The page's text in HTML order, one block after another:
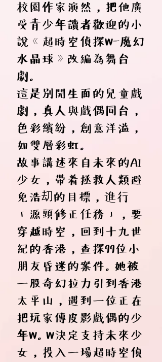
校園作家演然，把他廣
受青少年讀者歡迎的小
說《超時空偵探W-魔幻
水晶球》改編為舞台
劇。
這是別開生面的兒童戲
劇，真人與戲偶同台，
色彩繽紛，創意洋溢，
如雙層彩虹。
故事講述來自未來的AI
少女，帶着拯救人類避
免浩刧的目標，進行
「源頭修正任務」，要
穿越時空，回到十九世
紀的香港，查探99位小
朋友昏迷的案件。她被
一股奇幻拉力引到香港
太平山，遇到一位正在
把玩家傳皮影戲偶的少
年W。W決定支持未來少
女，投入一場超時空偵